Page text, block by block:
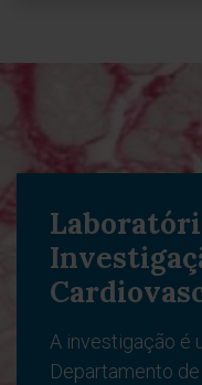
A investigação é
Departamento